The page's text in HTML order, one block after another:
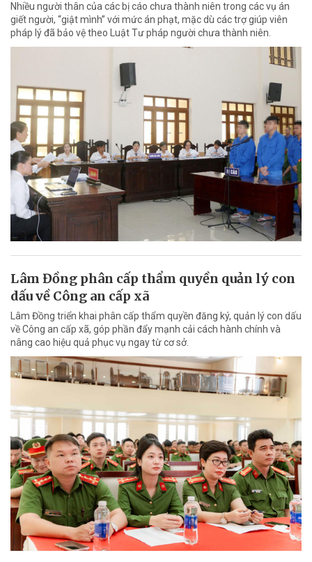
Nhiều người thân của các bị cáo chưa thành niên trong các vụ án
giết người, “giật mình” với mức án phạt, mặc dù các trợ giúp viên
pháp lý đã bảo vệ theo Luật Tư pháp người chưa thành niên.
Lâm Đồng phân cấp thẩm quyền quản lý con
dấu về Công an cấp xã
Lâm Đồng triển khai phân cấp thẩm quyền đăng ký, quản lý con dấu
về Công an cấp xã, góp phần đẩy mạnh cải cách hành chính và
nâng cao hiệu quả phục vụ ngay từ cơ sở.